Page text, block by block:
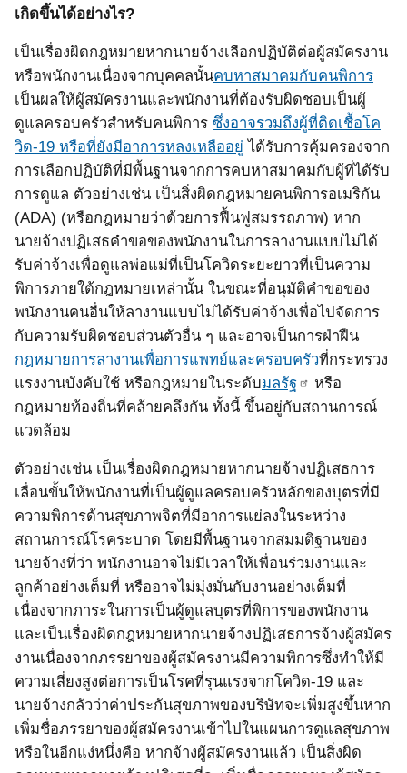
เกิดขึ้นได้อย่างไร?
เป็นเรื่องผิดกฎหมายหากนายจ้างเลือกปฏิบัติต่อผู้สมัครงาน
หรือพนักงานเนื่องจากบุคคลนั้นคบหาสมาคมกับคนพิการ
เป็นผลให้ผู้สมัครงานและพนักงานที่ต้องรับผิดชอบเป็นผู้
ดูแลครอบครัวสำหรับคนพิการ ซึ่งอาจรวมถึงผู้ที่ติดเชื้อโค
วิด-19 หรือที่ยังมีอาการหลงเหลืออยู่ ได้รับการคุ้มครองจาก
การเลือกปฏิบัติที่มีพื้นฐานจากการคบหาสมาคมกับผู้ที่ได้รับ
การดูแล ตัวอย่างเช่น เป็นสิ่งผิดกฎหมายคนพิการอเมริกัน
(ADA) (หรือกฎหมายว่าด้วยการฟื้นฟูสมรรถภาพ) หาก
นายจ้างปฏิเสธคำขอของพนักงานในการลางานแบบไม่ได้
รับค่าจ้างเพื่อดูแลพ่อแม่ที่เป็นโควิดระยะยาวที่เป็นความ
พิการภายใต้กฎหมายเหล่านั้น ในขณะที่อนุมัติคำขอของ
พนักงานคนอื่นให้ลางานแบบไม่ได้รับค่าจ้างเพื่อไปจัดการ
กับความรับผิดชอบส่วนตัวอื่น ๆ และอาจเป็นการฝ่าฝืน
กฎหมายการลางานเพื่อการแพทย์และครอบครัวที่กระทรวง
แรงงานบังคับใช้ หรือกฎหมายในระดับมลรัฐ
หรือ
กฎหมายท้องถิ่นที่คล้ายคลึงกัน ทั้งนี้ ขึ้นอยู่กับสถานการณ์
แวดล้อม
ตัวอย่างเช่น เป็นเรื่องผิดกฎหมายหากนายจ้างปฏิเสธการ
เลื่อนขั้นให้พนักงานที่เป็นผู้ดูแลครอบครัวหลักของบุตรที่มี
ความพิการด้านสุขภาพจิตที่มีอาการแย่ลงในระหว่าง
สถานการณ์โรคระบาด โดยมีพื้นฐานจากสมมติฐานของ
นายจ้างที่ว่า พนักงานอาจไม่มีเวลาให้เพื่อนร่วมงานและ
ลูกค้าอย่างเต็มที่ หรืออาจไม่มุ่งมั่นกับงานอย่างเต็มที่
เนื่องจากภาระในการเป็นผู้ดูแลบุตรที่พิการของพนักงาน
และเป็นเรื่องผิดกฎหมายหากนายจ้างปฏิเสธการจ้างผู้สมัคร
งานเนื่องจากภรรยาของผู้สมัครงานมีความพิการซึ่งทำให้มี
ความเสี่ยงสูงต่อการเป็นโรคที่รุนแรงจากโควิด-19 และ
นายจ้างกลัวว่าค่าประกันสุขภาพของบริษัทจะเพิ่มสูงขึ้นหาก
เพิ่มชื่อภรรยาของผู้สมัครงานเข้าไปในแผนการดูแลสุขภาพ
หรือในอีกแง่หนึ่งคือ หากจ้างผู้สมัครงานแล้ว เป็นสิ่งผิด